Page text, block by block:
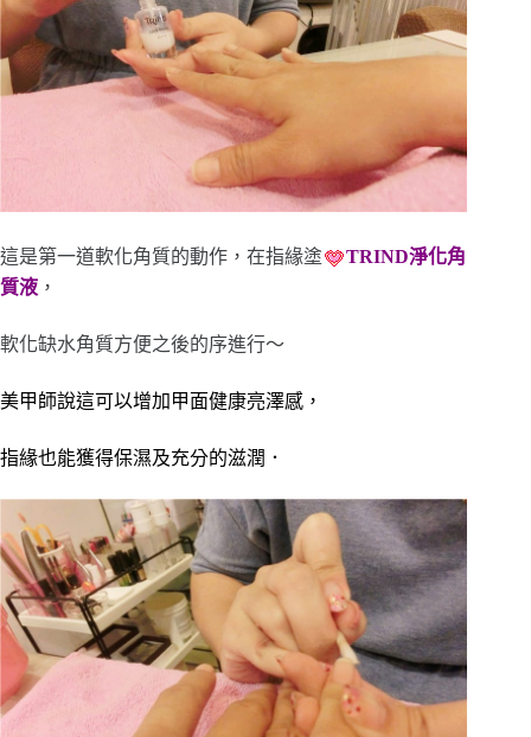
這是第一道軟化角質的動作，在指緣塗
TRIND淨化角
質液 ，
軟化缺水角質方便之後的序進行～
美甲師說這可以增加甲面健康亮澤感，
指緣也能獲得保濕及充分的滋潤．